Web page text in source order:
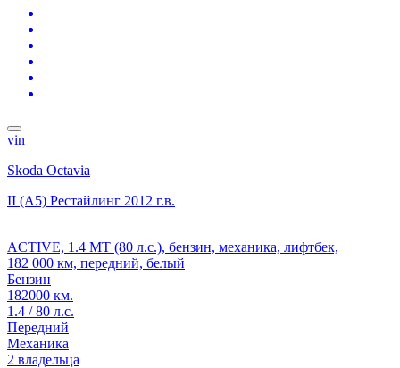
vin
Skoda Octavia
II (A5) Рестайлинг 2012 г.в.
ACTIVE, 1.4 MT (80 л.с.), бензин, механика, лифтбек,
182 000 км, передний, белый
Бензин
182000 км.
1.4 / 80 л.с.
Передний
Механика
2 владельца